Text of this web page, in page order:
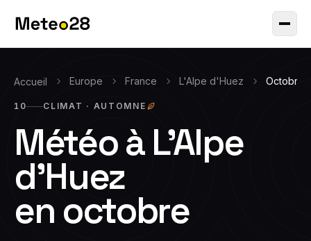
Accueil Europe France L'Alpe d'Huez Octobre
10 CLIMAT · AUTOMNE
Météo àL'Alpe
d'Huez
en octobre